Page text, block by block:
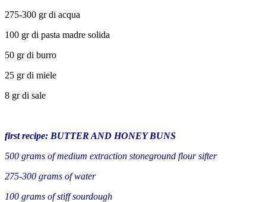
275-300 gr di acqua
100 gr di pasta madre solida
50 gr di burro
25 gr di miele
8 gr di sale
first recipe: BUTTER AND HONEY BUNS
500 grams of medium extraction stoneground flour sifter
275-300 grams of water
100 grams of stiff sourdough